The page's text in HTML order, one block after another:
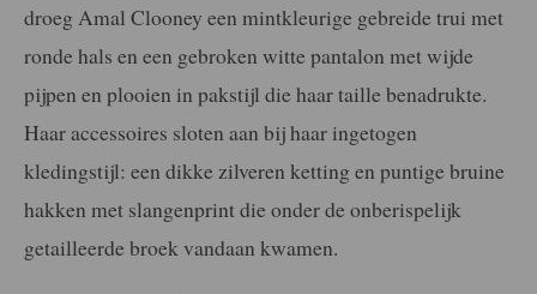
droeg Amal Clooney een mintkleurige gebreide trui met
ronde hals en een gebroken witte pantalon met wijde
pijpen en plooien in pakstijl die haar taille benadrukte.
Haar accessoires sloten aan bij haar ingetogen
kledingstijl: een dikke zilveren ketting en puntige bruine
hakken met slangenprint die onder de onberispelijk
getailleerde broek vandaan kwamen.